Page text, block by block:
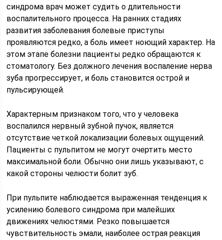
синдрома врач может судить о длительности
воспалительного процесса. На ранних стадиях
развития заболевания болевые приступы
проявляются редко, а боль имеет ноющий характер. На
этом этапе болезни пациенты редко обращаются к
стоматологу. Без должного лечения воспаление нерва
зуба прогрессирует, и боль становится острой и
пульсирующей.
Характерным признаком того, что у человека
воспалился нервный зубной пучок, является
отсутствие четкой локализации болевых ощущений.
Пациенты с пульпитом не могут очертить место
максимальной боли. Обычно они лишь указывают, с
какой стороны челюсти болит зуб.
При пульпите наблюдается выраженная тенденция к
усилению болевого синдрома при малейших
движениях челюстями. Резко повышается
чувствительность эмали, наиболее острая реакция